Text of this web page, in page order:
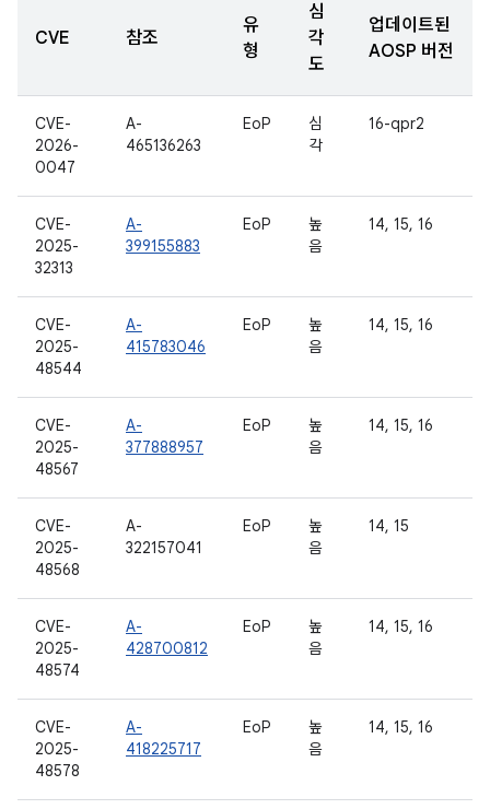
CVE 참조
유
형
심
각
도
업데이트된
AOSP 버전
CVE-
2026-
0047
A-
465136263
EoP
심
각
16-qpr2
CVE-
2025-
32313
A-
399155883
EoP
높
음
14, 15, 16
CVE-
2025-
48544
A-
415783046
EoP
높
음
14, 15, 16
CVE-
2025-
48567
A-
377888957
EoP
높
음
14, 15, 16
CVE-
2025-
48568
A-
322157041
EoP
높
음
14, 15
CVE-
2025-
48574
A-
428700812
EoP
높
음
14, 15, 16
CVE-
2025-
48578
A-
418225717
EoP
높
음
14, 15, 16